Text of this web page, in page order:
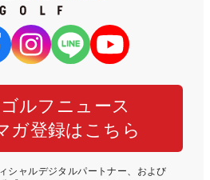
ルフニュース
ガ登録はこちら
シャルデジタルパートナー、および